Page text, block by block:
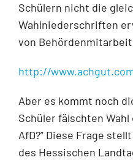
Schülern nicht die
Wahlniederschriften
von
http://
Aber es kommt noch
Schüler fälschten
AfD?” Diese Frage
des Hessischen